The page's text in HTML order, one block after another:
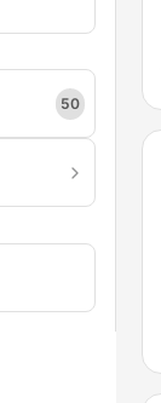
50